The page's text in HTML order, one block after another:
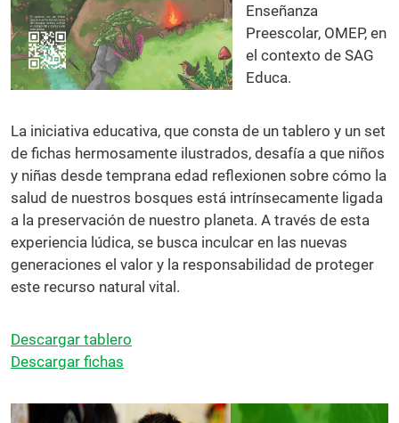
Enseñanza
Preescolar, OMEP, en
el contexto de SAG
Educa.
La iniciativa educativa, que consta de un tablero y un set
de fichas hermosamente ilustrados, desafía a que niños
y niñas desde temprana edad reflexionen sobre cómo la
salud de nuestros bosques está intrínsecamente ligada
a la preservación de nuestro planeta. A través de esta
experiencia lúdica, se busca inculcar en las nuevas
generaciones el valor y la responsabilidad de proteger
este recurso natural vital.
Descargar tablero
Descargar fichas